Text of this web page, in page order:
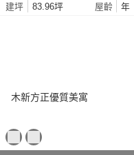
建坪 83.96坪 屋齡 年